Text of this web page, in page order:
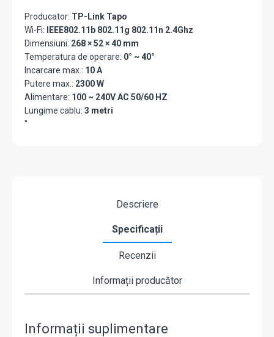
Producator: TP-Link Tapo
Wi-Fi:
IEEE802.11b 802.11g 802.11n 2.4Ghz
Dimensiuni: 268 × 52 × 40 mm
Temperatura de operare: 0° ~ 40°
Incarcare max.: 10 A
Putere max.: 2300 W
Alimentare: 100 ~ 240V AC 50/60 HZ
Lungime cablu: 3 metri
"
Descriere
Specificații
Recenzii
Informații producător
Informații suplimentare